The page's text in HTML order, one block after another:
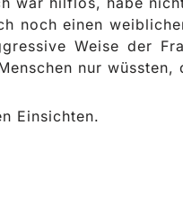
noch einen
Weise der
nur wüssten,
Einsichten.